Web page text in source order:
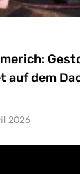
auf dem
2026